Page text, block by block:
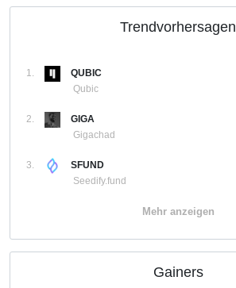
Trendvorhersagen
1.
QUBIC
Qubic
2.
GIGA
Gigachad
3.
SFUND
Seedify.fund
Mehr anzeigen
Gainers